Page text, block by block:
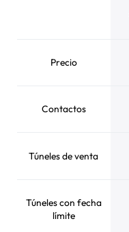
Precio
Contactos
Túneles de venta
Túneles con fecha
límite